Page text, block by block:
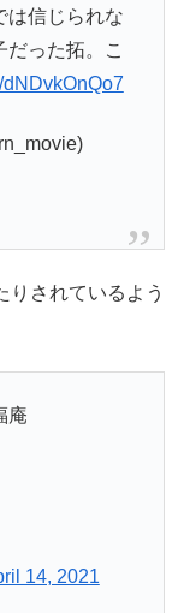
は信じられな
った拓。こ
りされているよう
庵
14, 2021